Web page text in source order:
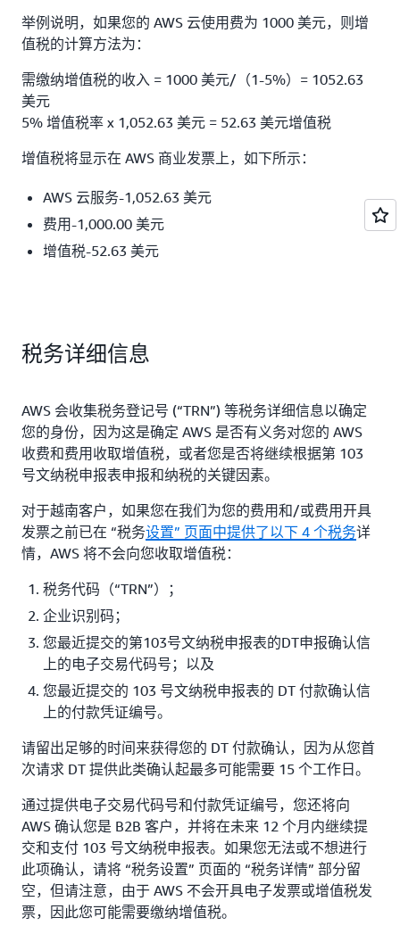
举例说明，如果您的 AWS 云使用费为 1000 美元，则增
值税的计算方法为：
需缴纳增值税的收入 = 1000 美元/（1-5%）= 1052.63
美元
5% 增值税率 x 1,052.63 美元 = 52.63 美元增值税
增值税将显示在 AWS 商业发票上，如下所示：
AWS 云服务-1,052.63 美元
费用-1,000.00 美元
增值税-52.63 美元
税务详细信息
AWS 会收集税务登记号 (“TRN”) 等税务详细信息以确定
您的身份，因为这是确定 AWS 是否有义务对您的 AWS
收费和费用收取增值税，或者您是否将继续根据第 103
号文纳税申报表申报和纳税的关键因素。
对于越南客户，如果您在我们为您的费用和/或费用开具
发票之前已在 “税务设置” 页面中提供了以下 4 个税务详
情，AWS 将不会向您收取增值税：
税务代码（“TRN”）；
企业识别码；
您最近提交的第103号文纳税申报表的DT申报确认信
上的电子交易代码号；以及
您最近提交的 103 号文纳税申报表的 DT 付款确认信
上的付款凭证编号。
请留出足够的时间来获得您的 DT 付款确认，因为从您首
次请求 DT 提供此类确认起最多可能需要 15 个工作日。
通过提供电子交易代码号和付款凭证编号，您还将向
AWS 确认您是 B2B 客户，并将在未来 12 个月内继续提
交和支付 103 号文纳税申报表。如果您无法或不想进行
此项确认，请将 “税务设置” 页面的 “税务详情” 部分留
空，但请注意，由于 AWS 不会开具电子发票或增值税发
票，因此您可能需要缴纳增值税。